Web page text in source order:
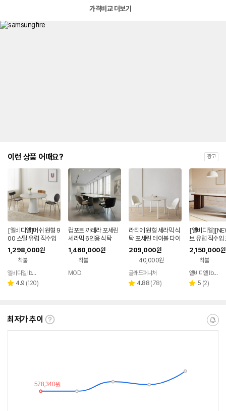
가격비교 더보기
이런 상품 어때요? 광고
[엘비디엘]머쉬 원형 9
00 스틸 유럽 직수입
포세린 세라믹 식탁 12
T 테이블
1,298,000원
착불
엘비디엘 lbdl
별 4.9 리
(120)
컴포트 까레라 포세린
세라믹 6인용 식탁
1,460,000원
착불
MOD
라티에 원형 세라믹 식
탁 포세린 테이블 다이
닝 화이트 12T 2인 9
00
209,000원
40,000원
글래드퍼니처
별 4.88 리
(78)
[엘비디엘
브 유럽 직수입
세라믹식탁
블 1400 월넛
2,150,000원
착불
엘비디엘 lbdl
별 5 리
(2)
최저가 추이
최
알